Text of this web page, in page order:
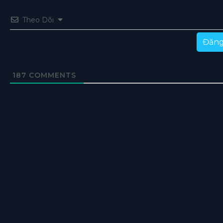
Theo Dõi
187 COMMENTS